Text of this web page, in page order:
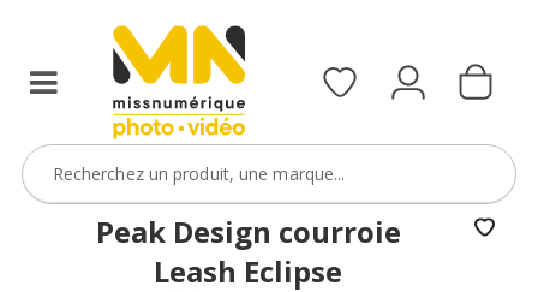
Peak Design courroie
Leash Eclipse